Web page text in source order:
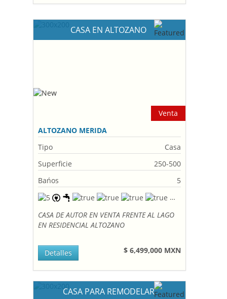
CASA EN ALTOZANO
Venta
ALTOZANO MERIDA
Tipo
Casa
Superficie
250-500
Bańos
5
CASA DE AUTOR EN VENTA FRENTE AL LAGO
EN RESIDENCIAL ALTOZANO
$ 6,499,000 MXN
Detalles
CASA PARA REMODELAR